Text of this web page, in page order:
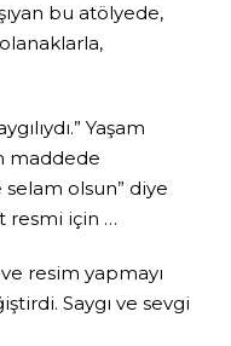
bu atölyede,
Yaşam
maddede
olsun” diye
resmi için …
resim yapmayı
Saygı ve sevgi